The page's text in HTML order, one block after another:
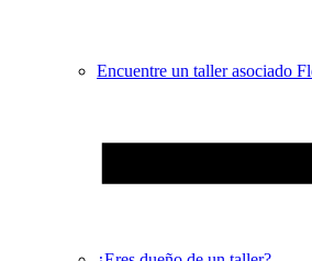
Encuentre un taller asociado